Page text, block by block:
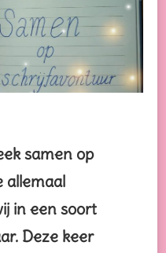
samen op
allemaal
in een soort
Deze keer